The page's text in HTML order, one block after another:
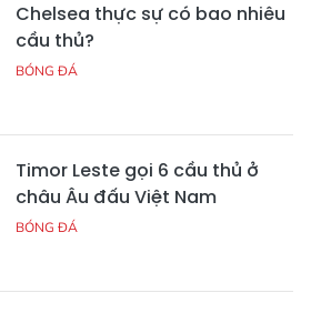
Chelsea thực sự có bao nhiêu
cầu thủ?
BÓNG ĐÁ
Timor Leste gọi 6 cầu thủ ở
châu Âu đấu Việt Nam
BÓNG ĐÁ